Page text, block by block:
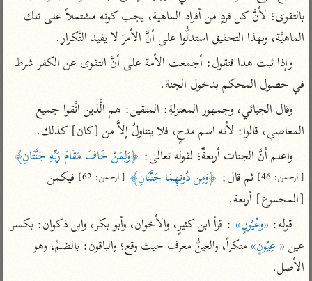
تفسير ابن تيمية
عامّة
تفسير السمعاني
تفسير مكّي
محاسن التأويل
للقاسمي
تفسير الثعالبي
تفسير السمرقندي
تفسير الثعلبي
لغة وبلاغة
التحرير والتنوير
المحرر الوجيز لابن
عطية
البحر المحيط لأبي
البسيط للواحدي
تفسير أبي السعود
الكشاف للزمخشري
تفسير البيضاوي
تفسير النسفي
الوجيز للواحدي
آثار
موسوعة التفسير
المأثور
تفسير ابن أبي حاتم
تفسير مقاتل
الماهيَّة، وبهذا التحقيق استدلُّوا على أنَّ الأمرَ لا يفيد التَّكرار.
في حصول المحكم بدخول الجنة.
المعاصي، قالوا: لأنه اسم مدحٍ، فلا يتناولُ إلاَّ من [كان] كذلك.
واعلم أنَّ الجنات أربعةٌ؛ لقوله تعالى: ﴿وَلِمَنْ خَافَ مَقَامَ رَبِّهِ جَنَّتَانِ﴾
[الرحمن: 46] ثم قال: ﴿وَمِن دُونِهِمَا جَنَّتَانِ﴾ [الرحمن: 62]
[المجموع] أربعة.
قوله: «وعُيُونٍ»
: قرأ ابن كثيرٍ، والأخوان، وأبو بكر، وابن ذكوان: بكسر
عين « عِيُونٍ»
منكراً، والعينُّ معرف حيث وقع؛ والباقون: بالضمِّ، وهو
الأصل.